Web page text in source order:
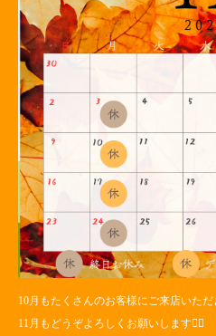
10月もたくさんのお客様にご来店いただ
11月もどうぞよろしくお願いします🙇‍♀️